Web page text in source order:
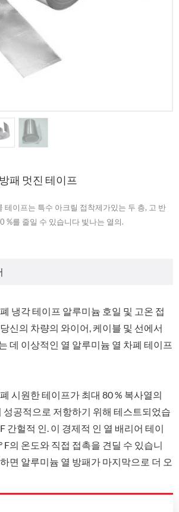
패 멋진 테이프
테이프는 특수 아크릴 접착제가있는 두 층, 고 반
%를 줄일 수 있습니다 빛나는 열의.
냉각 테이프 알루미늄 호일 및 고온 접
신의 차량의 와이어, 케이블 및 선에서
데 이상적인 열 알루미늄 열 차폐 테이프
시원한 테이프가 최대 80 % 복사열의
성공적으로 저항하기 위해 테스트되었습
간헐적 인. 이 경제적 인 열 배리어 테이
F의 온도와 직접 접촉을 견딜 수 있습니
면 알루미늄 열 방패가 마지막으로 더 오